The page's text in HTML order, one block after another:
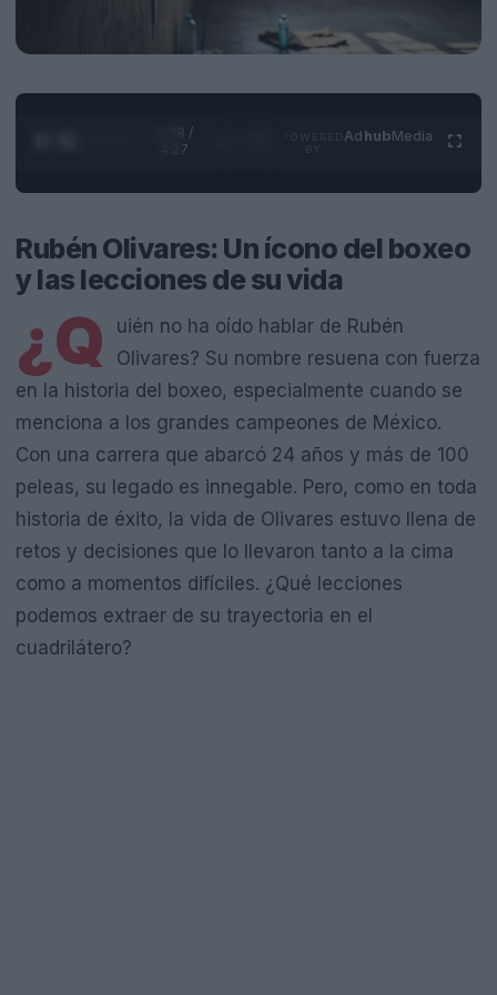
0:28 /
4:27
Ad hubMedia
Rubén Olivares: Un ícono del boxeo
y las lecciones de su vida
¿Q
uién no ha oído hablar de Rubén
Olivares? Su nombre resuena con fuerza
en la historia del boxeo, especialmente cuando se
menciona a los grandes campeones de México.
Con una carrera que abarcó 24 años y más de 100
peleas, su legado es innegable. Pero, como en toda
historia de éxito, la vida de Olivares estuvo llena de
retos y decisiones que lo llevaron tanto a la cima
como a momentos difíciles. ¿Qué lecciones
podemos extraer de su trayectoria en el
cuadrilátero?